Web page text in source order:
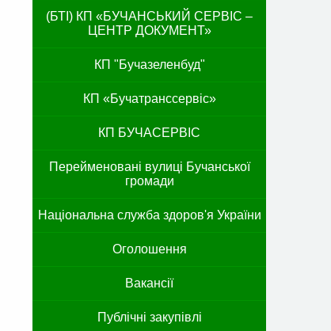
(БТІ) КП «БУЧАНСЬКИЙ СЕРВІС –
ЦЕНТР ДОКУМЕНТ»
КП "Бучазеленбуд"
КП «Бучатранссервіс»
КП БУЧАСЕРВІС
Перейменовані вулиці Бучанської
громади
Національна служба здоров'я України
Оголошення
Вакансії
Публічні закупівлі